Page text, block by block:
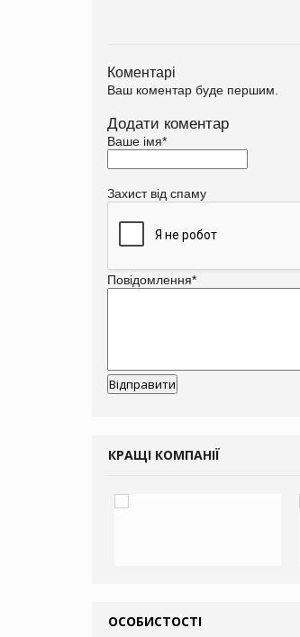
Коментарі
Ваш коментар буде першим.
Додати коментар
Ваше імя*
Захист від спаму
Повідомлення*
КРАЩІ КОМПАНІЇ
ОСОБИСТОСТІ